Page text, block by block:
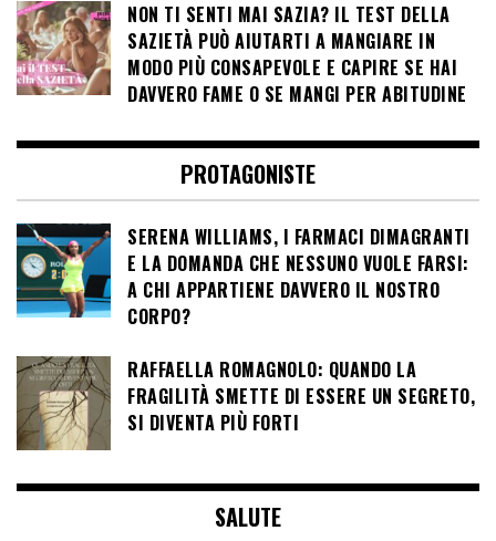
NON TI SENTI MAI SAZIA? IL TEST DELLA
SAZIETÀ PUÒ AIUTARTI A MANGIARE IN
MODO PIÙ CONSAPEVOLE E CAPIRE SE HAI
DAVVERO FAME O SE MANGI PER ABITUDINE
PROTAGONISTE
SERENA WILLIAMS, I FARMACI DIMAGRANTI
E LA DOMANDA CHE NESSUNO VUOLE FARSI:
A CHI APPARTIENE DAVVERO IL NOSTRO
CORPO?
RAFFAELLA ROMAGNOLO: QUANDO LA
FRAGILITÀ SMETTE DI ESSERE UN SEGRETO,
SI DIVENTA PIÙ FORTI
SALUTE